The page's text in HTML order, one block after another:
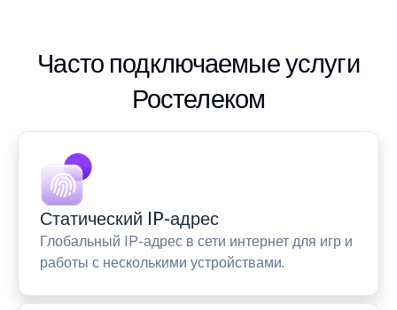
Часто подключаемые услуги
Ростелеком
Статический IP-адрес
Глобальный IP-адрес в сети интернет для игр и
работы с несколькими устройствами.